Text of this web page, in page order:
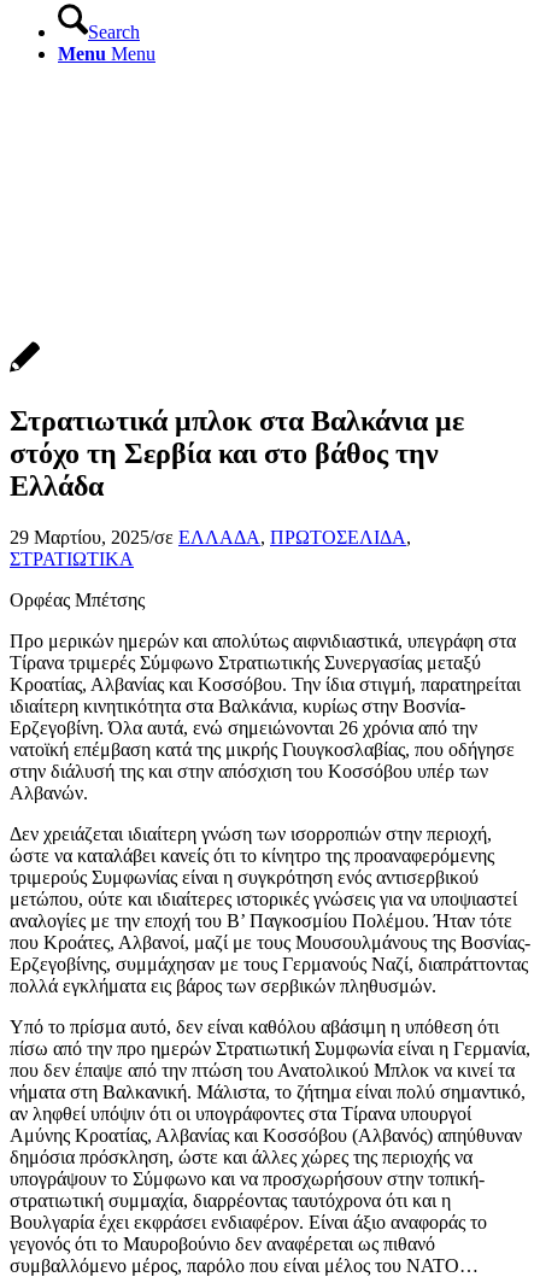
Search
Menu Menu
Στρατιωτικά μπλοκ στα Βαλκάνια με
στόχο τη Σερβία και στο βάθος την
Ελλάδα
29 Μαρτίου, 2025/σε ΕΛΛΑΔΑ, ΠΡΩΤΟΣΕΛΙΔΑ,
ΣΤΡΑΤΙΩΤΙΚΑ
Ορφέας Μπέτσης
Προ μερικών ημερών και απολύτως αιφνιδιαστικά, υπεγράφη στα
Τίρανα τριμερές Σύμφωνο Στρατιωτικής Συνεργασίας μεταξύ
Κροατίας, Αλβανίας και Κοσσόβου. Την ίδια στιγμή, παρατηρείται
ιδιαίτερη κινητικότητα στα Βαλκάνια, κυρίως στην Βοσνία-
Ερζεγοβίνη. Όλα αυτά, ενώ σημειώνονται 26 χρόνια από την
νατοϊκή επέμβαση κατά της μικρής Γιουγκοσλαβίας, που οδήγησε
στην διάλυσή της και στην απόσχιση του Κοσσόβου υπέρ των
Αλβανών.
Δεν χρειάζεται ιδιαίτερη γνώση των ισορροπιών στην περιοχή,
ώστε να καταλάβει κανείς ότι το κίνητρο της προαναφερόμενης
τριμερούς Συμφωνίας είναι η συγκρότηση ενός αντισερβικού
μετώπου, ούτε και ιδιαίτερες ιστορικές γνώσεις για να υποψιαστεί
αναλογίες με την εποχή του Β’ Παγκοσμίου Πολέμου. Ήταν τότε
που Κροάτες, Αλβανοί, μαζί με τους Μουσουλμάνους της Βοσνίας-
Ερζεγοβίνης, συμμάχησαν με τους Γερμανούς Ναζί, διαπράττοντας
πολλά εγκλήματα εις βάρος των σερβικών πληθυσμών.
Υπό το πρίσμα αυτό, δεν είναι καθόλου αβάσιμη η υπόθεση ότι
πίσω από την προ ημερών Στρατιωτική Συμφωνία είναι η Γερμανία,
που δεν έπαψε από την πτώση του Ανατολικού Μπλοκ να κινεί τα
νήματα στη Βαλκανική. Μάλιστα, το ζήτημα είναι πολύ σημαντικό,
αν ληφθεί υπόψιν ότι οι υπογράφοντες στα Τίρανα υπουργοί
Αμύνης Κροατίας, Αλβανίας και Κοσσόβου (Αλβανός) απηύθυναν
δημόσια πρόσκληση, ώστε και άλλες χώρες της περιοχής να
υπογράψουν το Σύμφωνο και να προσχωρήσουν στην τοπική-
στρατιωτική συμμαχία, διαρρέοντας ταυτόχρονα ότι και η
Βουλγαρία έχει εκφράσει ενδιαφέρον. Είναι άξιο αναφοράς το
γεγονός ότι το Μαυροβούνιο δεν αναφέρεται ως πιθανό
συμβαλλόμενο μέρος, παρόλο που είναι μέλος του ΝΑΤΟ…